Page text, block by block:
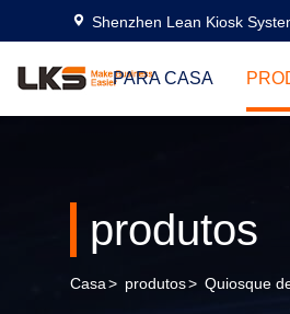
Shenzhen Lean Kiosk
PARA CASA
produtos
Casa> produtos> Quiosque